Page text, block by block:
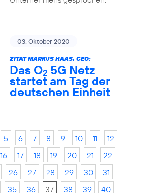
03. Oktober 2020
ZITAT MARKUS HAAS, CEO:
Das O2 5G Netz
startet am Tag der
deutschen Einheit
5 6 7 8 9 10 11
12
16 17 18 19 20 21
22
26 27 28 29 30
31
35 36 37 38 39
40